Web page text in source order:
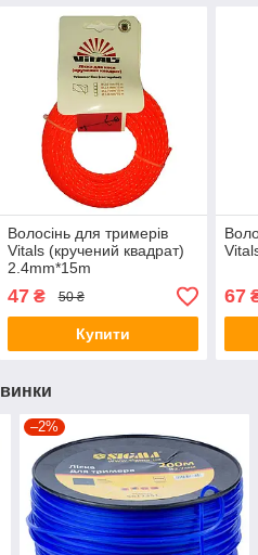
Волосінь для тримерів
Vitals (кручений квадрат)
2.4mm*15m
47₴ 50 ₴
Купити
67
–2%